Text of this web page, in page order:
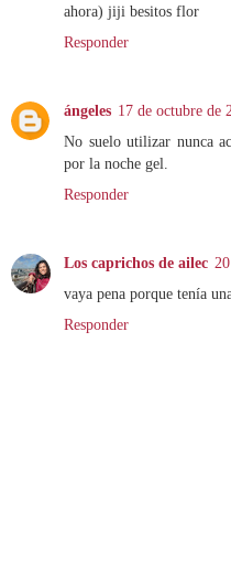
ahora) jiji besitos flor
Responder
ángeles 17 de octubre de
No suelo utilizar nunca
por la noche gel.
Responder
Los caprichos de ailec
vaya pena porque tenía
Responder